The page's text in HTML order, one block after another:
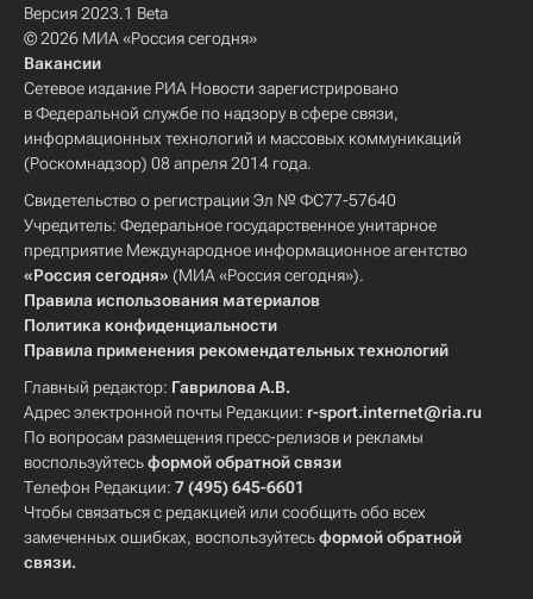
Версия 2023.1 Beta
© 2026 МИА «Россия сегодня»
Вакансии
Сетевое издание РИА Новости зарегистрировано
в Федеральной службе по надзору в сфере связи,
информационных технологий и массовых коммуникаций
(Роскомнадзор) 08 апреля 2014 года.
Свидетельство о регистрации Эл № ФС77-57640
Учредитель: Федеральное государственное унитарное
предприятие Международное информационное агентство
«Россия сегодня» (МИА «Россия сегодня»).
Правила использования материалов
Политика конфиденциальности
Правила применения рекомендательных технологий
Главный редактор: Гаврилова А.В.
Адрес электронной почты Редакции: r-sport.internet@ria.ru
По вопросам размещения пресс-релизов и рекламы
воспользуйтесьформой обратной связи
Телефон Редакции: 7 (495) 645-6601
Чтобы связаться с редакцией или сообщить обо всех
замеченных ошибках, воспользуйтесьформой обратной
связи.